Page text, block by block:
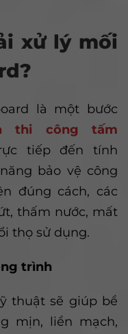
xử lý mối
là một bước
thi công tấm
tiếp đến tính
bảo vệ công
đúng cách, các
thấm nước, mất
thọ sử dụng.
trình
thuật sẽ giúp bề
mịn, liền mạch,